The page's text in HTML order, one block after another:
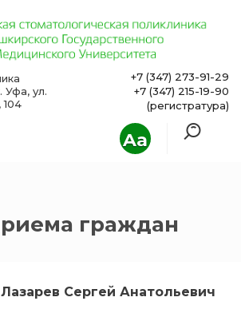
Aa
Уфа, ул.
+7 (347) 273-91-29
+7 (347) 215-19-90
(регистратура)
граждан
Сергей Анатольевич